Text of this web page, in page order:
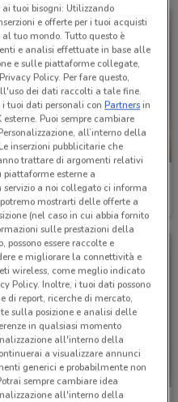
-4 GIORNI
Acqua & Sapone
Scade mercoledì
tuoi bisogni: Utilizzando
e offerte per i tuoi acquisti
tuo mondo. Tutto questo è
e analisi effettuate in base alle
e sulle piattaforme collegate,
Policy. Per fare questo,
dei dati raccolti a tale fine.
i tuoi dati personali conPartnersin
Puoi sempre cambiare
all’interno della
inserzioni pubblicitarie che
trattare di argomenti relativi
esterne a
servizio a noi collegato ci informa
mostrarti delle offerte a
(nel caso in cui abbia fornito
sulle prestazioni della
essere raccolte e
e migliorare la connettività e
wireless, come meglio indicato
Policy. Inoltre, i tuoi dati possono
di report, ricerche di mercato,
sulla posizione e analisi delle
in qualsiasi momento
all'interno della
a visualizzare annunci
generici e probabilmente non
sempre cambiare idea
all'interno della